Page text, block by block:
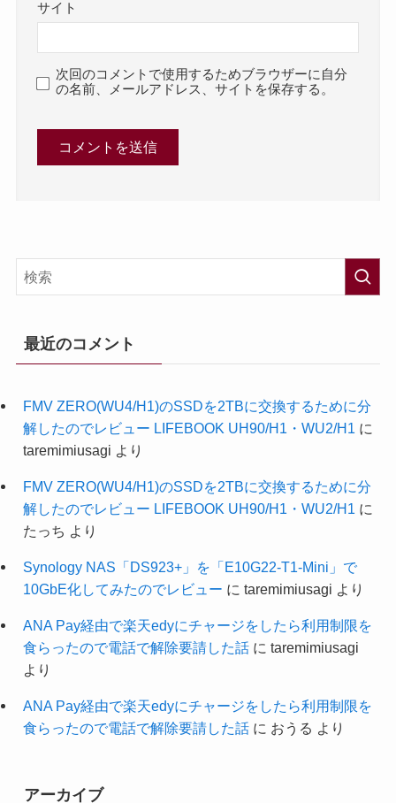
サイト
次回のコメントで使用するためブラウザーに自分
の名前、メールアドレス、サイトを保存する。
最近のコメント
FMV ZERO(WU4/H1)のSSDを2TBに交換するために分
解したのでレビュー LIFEBOOK UH90/H1・WU2/H1 に
taremimiusagi より
FMV ZERO(WU4/H1)のSSDを2TBに交換するために分
解したのでレビュー LIFEBOOK UH90/H1・WU2/H1 に
たっち より
Synology NAS「DS923+」を「E10G22-T1-Mini」で
10GbE化してみたのでレビュー に taremimiusagi より
ANA Pay経由で楽天edyにチャージをしたら利用制限を
食らったので電話で解除要請した話に taremimiusagi
より
ANA Pay経由で楽天edyにチャージをしたら利用制限を
食らったので電話で解除要請した話に おうる より
アーカイブ